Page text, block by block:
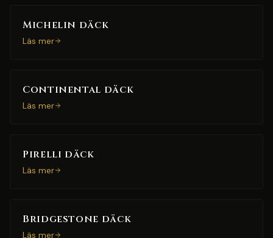
Michelin däck
Läs mer
Continental däck
Läs mer
Pirelli däck
Läs mer
Bridgestone däck
Läs mer